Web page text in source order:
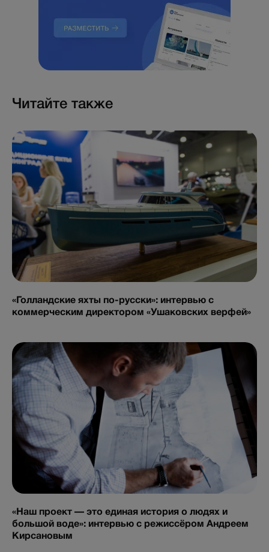
Читайте также
«Голландские яхты по-русски»: интервью с
коммерческим директором «Ушаковских верфей»
«Наш проект — это единая история о людях и
большой воде»: интервью с режиссёром Андреем
Кирсановым